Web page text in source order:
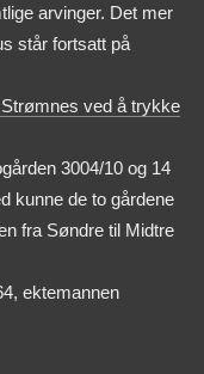
arvinger. Det mer
står fortsatt på
ved å trykke
3004/10 og 14
kunne de to gårdene
fra Søndre til Midtre
ektemannen